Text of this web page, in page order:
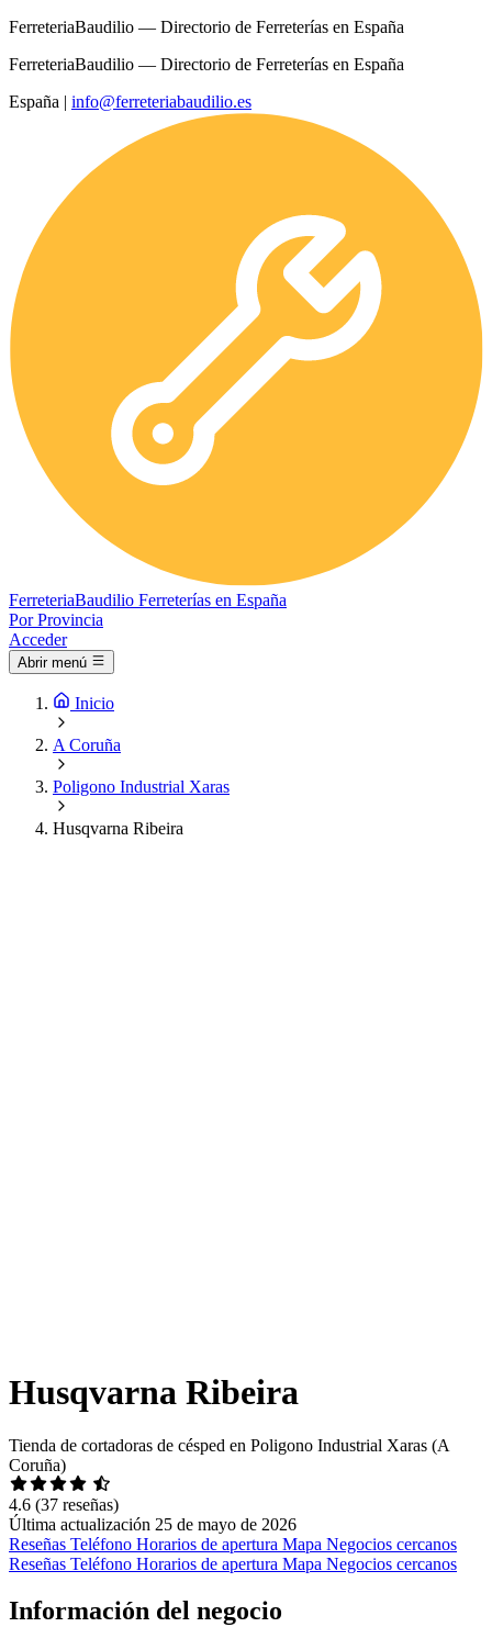
FerreteriaBaudilio — Directorio de Ferreterías en España
FerreteriaBaudilio — Directorio de Ferreterías en España
España | info@ferreteriabaudilio.es
FerreteriaBaudilio Ferreterías en España
Por Provincia
Acceder
Abrir menú
Inicio
A Coruña
Poligono Industrial Xaras
Husqvarna Ribeira
Husqvarna Ribeira
Tienda de cortadoras de césped en Poligono Industrial Xaras (A
Coruña)
4.6 (37 reseñas)
Última actualización 25 de mayo de 2026
Reseñas Teléfono Horarios de apertura Mapa Negocios cercanos
Reseñas Teléfono Horarios de apertura Mapa Negocios cercanos
Información del negocio